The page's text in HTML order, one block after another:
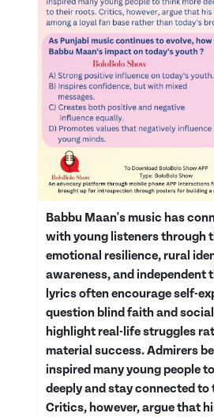
Babbu Maan's music has
with young listeners through
emotional resilience, rural
awareness, and independent
lyrics often encourage self-
question blind faith and
highlight real-life struggles
material success. Admirers
inspired many young people
deeply and stay connected to
Critics, however, argue that